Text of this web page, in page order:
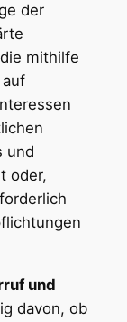
der
mithilfe
und
oder,
und
davon, ob